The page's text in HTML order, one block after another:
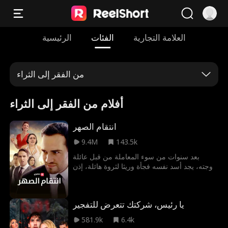
الرئيسية الفئات العلامة التجارية
من الفقر إلى الثراء
أفلام من الفقر إلى الثراء
انتقام الصهر
9.4M
143.5k
بعد سنوات من سوء المعاملة من قبل عائلة
زوجته، يجد أسد نفسه فجأة وريثا لثروة هائلة، إذن
يا رئيس، شركتك تتعرض للتفجير
581.9k
6.4k